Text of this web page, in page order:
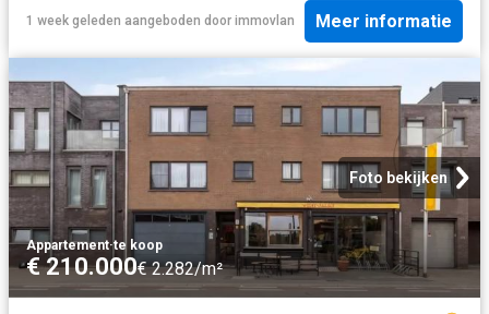
1 week geleden aangeboden door immovlan Meer informatie
Foto bekijken
Appartement·te koop
€ 210.000€ 2.282/m²